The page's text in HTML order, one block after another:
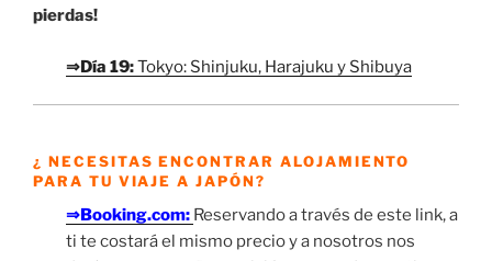
pierdas!
⇒Día 19:Tokyo: Shinjuku, Harajuku y Shibuya
¿ NECESITAS ENCONTRAR ALOJAMIENTO
PARA TU VIAJE A JAPÓN?
⇒Booking.com: Reservando a través de este link, a
ti te costará el mismo precio y a nosotros nos